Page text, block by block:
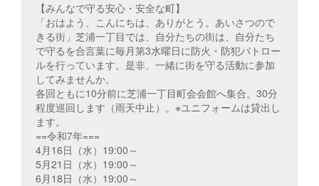
【みんなで守る安心・安全な町】
「おはよう、こんにちは、ありがとう。あいさつので
きる街」芝浦一丁目では、自分たちの街は、自分たち
で守るを合言葉に毎月第3水曜日に防火・防犯パトロー
ルを行っています。是非、一緒に街を守る活動に参加
してみませんか。
各回ともに10分前に芝浦一丁目町会会館へ集合。30分
程度巡回します（雨天中止）。※ユニフォームは貸出し
ます。
==令和7年===
4月16日（水）19:00～
5月21日（水）19:00～
6月18日（水）19:00～